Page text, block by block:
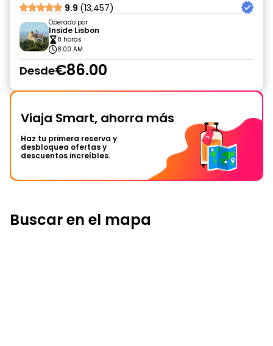
9.9 (13,457)
Operado por
Inside Lisbon
8 horas
8:00 AM
Desde€86.00
Viaja Smart, ahorra más
Haz tu primera reserva y
desbloquea ofertas y
descuentos increíbles.
Buscar en el mapa